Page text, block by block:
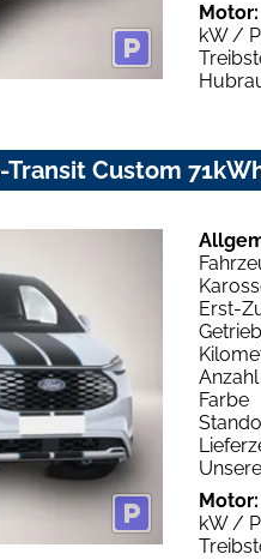
Motor:
kW /
Custom
Erst-
Farbe
Motor:
kW /